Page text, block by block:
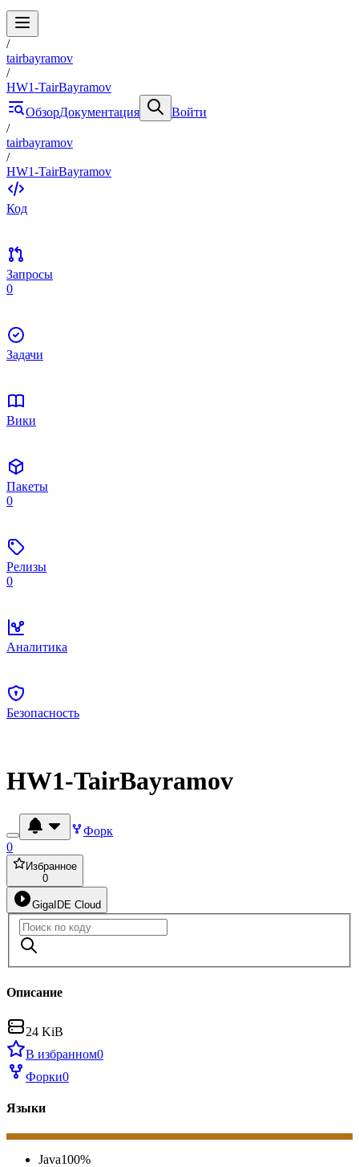
/
tairbayramov
/
HW1-TairBayramov
ОбзорДокументация
Войти
/
tairbayramov
/
HW1-TairBayramov
Код
Запросы
0
Задачи
Вики
Пакеты
0
Релизы
0
Аналитика
Безопасность
HW1-TairBayramov
Форк
0
Избранное
0
GigaIDE Cloud
Описание
24 KiB
В избранном0
Форки0
Языки
Java100%